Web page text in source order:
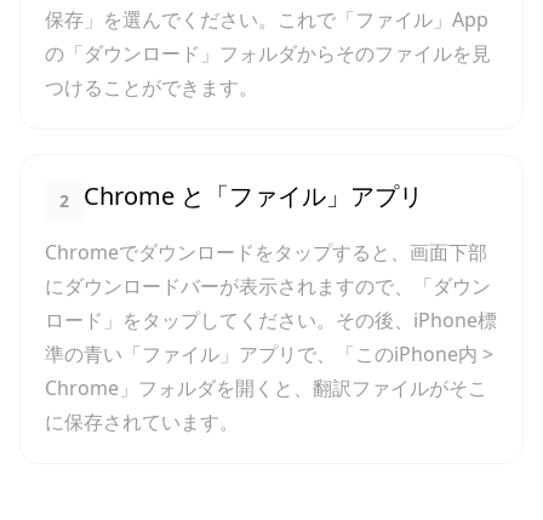
保存」を選んでください。これで「ファイル」App
の「ダウンロード」フォルダからそのファイルを見
つけることができます。
2 Chrome と「ファイル」アプリ
Chromeでダウンロードをタップすると、画面下部
にダウンロードバーが表示されますので、「ダウン
ロード」をタップしてください。その後、iPhone標
準の青い「ファイル」アプリで、「このiPhone内 >
Chrome」フォルダを開くと、翻訳ファイルがそこ
に保存されています。